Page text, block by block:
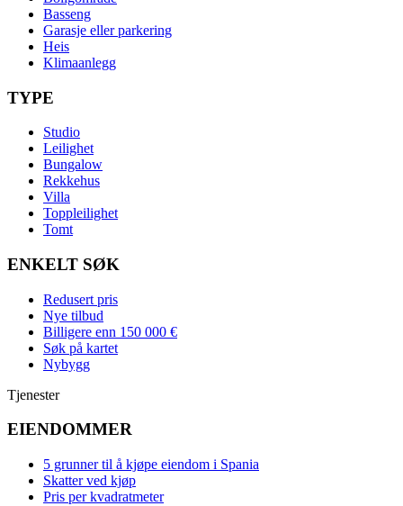
Basseng
Garasje eller parkering
Heis
Klimaanlegg
TYPE
Studio
Leilighet
Bungalow
Rekkehus
Villa
Toppleilighet
Tomt
ENKELT SØK
Redusert pris
Nye tilbud
Billigere enn 150 000 €
Søk på kartet
Nybygg
Tjenester
EIENDOMMER
5 grunner til å kjøpe eiendom i Spania
Skatter ved kjøp
Pris per kvadratmeter